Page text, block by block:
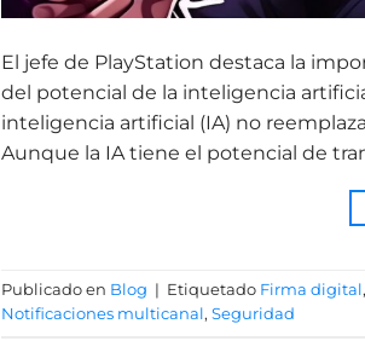
El jefe de PlayStation destaca la
del potencial de la inteligencia
inteligencia artificial (IA) no
Aunque la IA tiene el potencial de
Publicado en Blog | Etiquetado Firma digital
Notificaciones multicanal, Seguridad